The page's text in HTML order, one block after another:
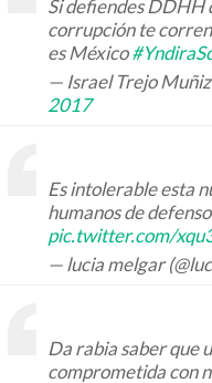
Si defiendes DDHH
corrupción te
es México
— Israel Trejo
2017
Es intolerable esta
humanos de
pic.twitter.com/
— lucia melgar
Da rabia saber que
comprometida con